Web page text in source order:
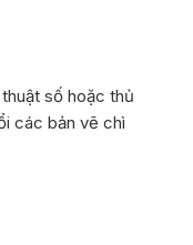
số hoặc thủ
các bản vẽ chì